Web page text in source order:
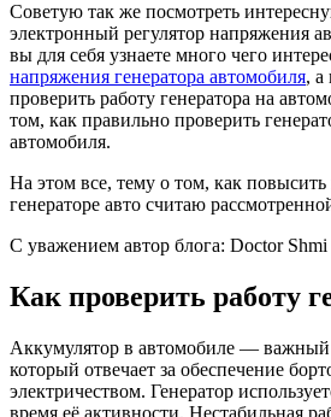
Советую так же посмотреть
электронный регулятор напряжения
вы для себя узнаете много чего
напряжения генератора автомобиля, а
проверить работу генератора на
том, как правильно проверить
автомобиля.
На этом все, тему о том, как
генераторе авто считаю
C уважением автор блога: Doctor Shmi
Как проверить работу
Аккумулятор в автомобиле — важный
который отвечает за обеспечение
электричеством. Генератор
время её активности. Нестабильная